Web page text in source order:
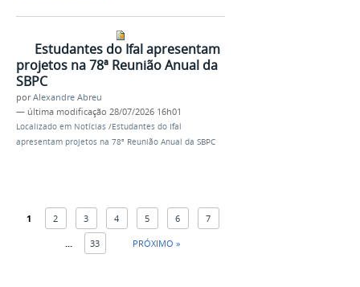
​Estudantes do Ifal apresentam
projetos na 78ª Reunião Anual da
SBPC
porAlexandre Abreu
— última modificação 28/07/2026 16h01
Localizado em Notícias /​Estudantes do Ifal
apresentam projetos na 78ª Reunião Anual da SBPC
1 2 3 4 5 6 7
33 PRÓXIMO »